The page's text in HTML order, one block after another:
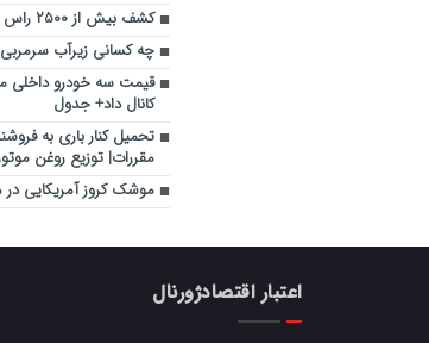
کشف بیش از ۲۵۰۰ راس دام قاچاق از ابتدای سال
چه کسانی زیرآب سرمربی
قیمت سه خودرو داخلی
کانال داد+ جدول
تحمیل کنار باری به
مقررات| توزیع روغن
موشک کروز آمریکایی
اعتبار اقتصادژورنال